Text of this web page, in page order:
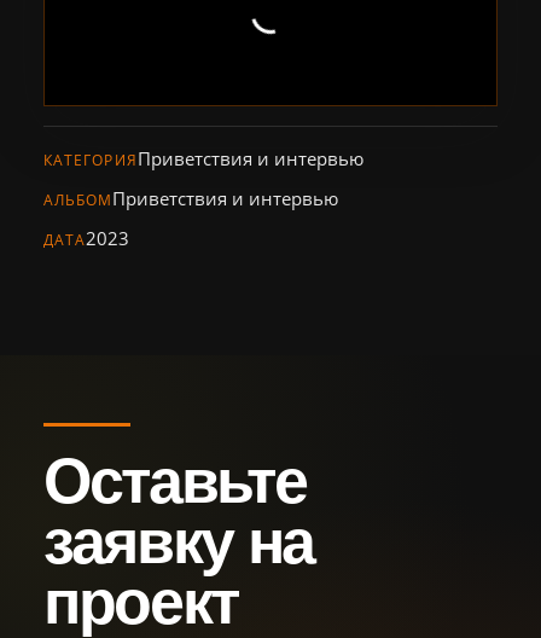
Персонал
Тел.:+7 (926) 102-29-57
Email:sg.film@yandex.ru
Оставить
заявку
КАТЕГОРИЯПриветствия и интервью
АЛЬБОМПриветствия и интервью
ДАТА2023
Оставьте
заявку на
проект